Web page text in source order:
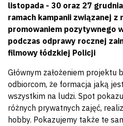
listopada - 30 oraz 27
ramach kampanii związanej z
promowaniem pozytywnego
podczas odprawy rocznej
filmowy łódzkiej Policji
Głównym założeniem projektu
odbiorcom, że formacja jaką
wszystkim na ludzi. Spot
różnych prywatnych zajęć,
hobby. Pokazujemy także te